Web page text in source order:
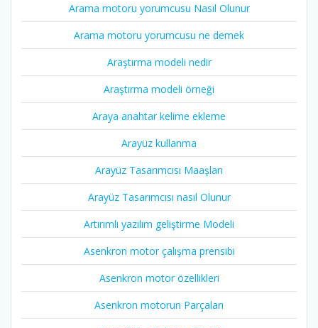
Arama motoru yorumcusu Nasıl Olunur
Arama motoru yorumcusu ne demek
Araştırma modeli nedir
Araştırma modeli örneği
Araya anahtar kelime ekleme
Arayüz kullanma
Arayüz Tasarımcısı Maaşları
Arayüz Tasarımcısı nasıl Olunur
Artırımlı yazılım geliştirme Modeli
Asenkron motor çalışma prensibi
Asenkron motor özellikleri
Asenkron motorun Parçaları